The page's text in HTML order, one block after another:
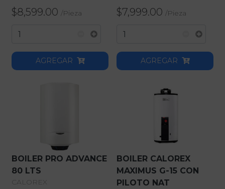
$8,599.00 /Pieza
AGREGAR
$7,999.00 /Pieza
AGREGAR
BOILER PRO ADVANCE
80 LTS
CALOREX
BOILER CALOREX
MAXIMUS G-15 CON
PILOTO NAT